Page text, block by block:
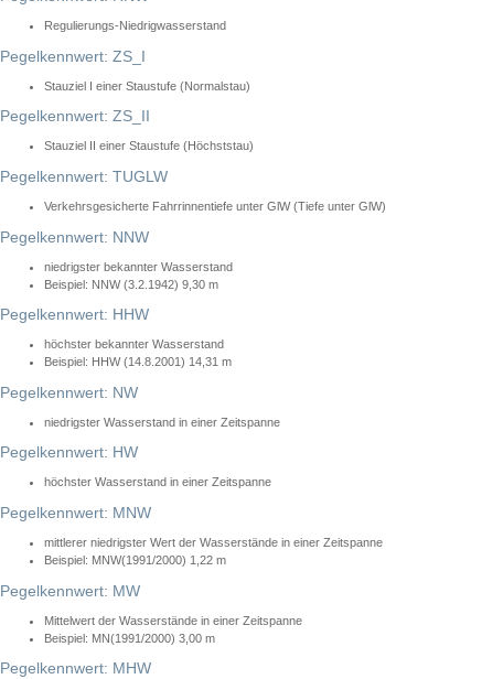
Regulierungs-Niedrigwasserstand
Pegelkennwert: ZS_I
Stauziel I einer Staustufe (Normalstau)
Pegelkennwert: ZS_II
Stauziel II einer Staustufe (Höchststau)
Pegelkennwert: TUGLW
Verkehrsgesicherte Fahrrinnentiefe unter GlW (Tiefe unter GlW)
Pegelkennwert: NNW
niedrigster bekannter Wasserstand
Beispiel: NNW (3.2.1942) 9,30 m
Pegelkennwert: HHW
höchster bekannter Wasserstand
Beispiel: HHW (14.8.2001) 14,31 m
Pegelkennwert: NW
niedrigster Wasserstand in einer Zeitspanne
Pegelkennwert: HW
höchster Wasserstand in einer Zeitspanne
Pegelkennwert: MNW
mittlerer niedrigster Wert der Wasserstände in einer Zeitspanne
Beispiel: MNW(1991/2000) 1,22 m
Pegelkennwert: MW
Mittelwert der Wasserstände in einer Zeitspanne
Beispiel: MN(1991/2000) 3,00 m
Pegelkennwert: MHW